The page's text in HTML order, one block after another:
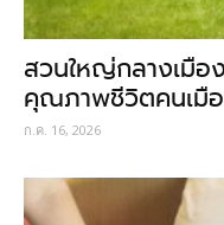
สวนใหญ่กลางเมือ
คุณภาพชีวิตคนเมื
ก.ค. 16, 2026